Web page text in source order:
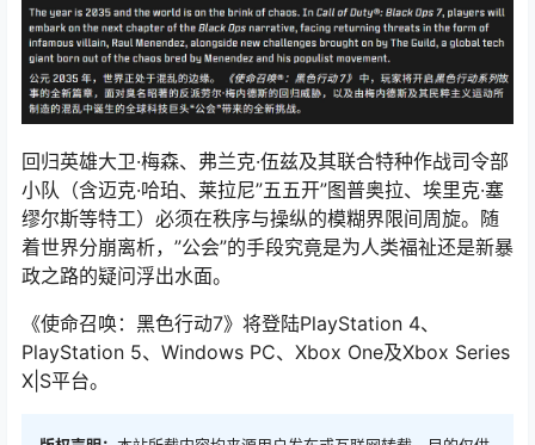
回归英雄大卫·梅森、弗兰克·伍兹及其联合特种作战司令部
小队（含迈克·哈珀、莱拉尼”五五开”图普奥拉、埃里克·塞
缪尔斯等特工）必须在秩序与操纵的模糊界限间周旋。随
着世界分崩离析，”公会”的手段究竟是为人类福祉还是新暴
政之路的疑问浮出水面。
《使命召唤：黑色行动7》将登陆PlayStation 4、
PlayStation 5、Windows PC、Xbox One及Xbox Series
X|S平台。